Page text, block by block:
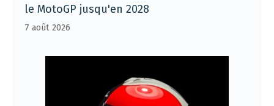
le MotoGP jusqu'en 2028
7 août 2026